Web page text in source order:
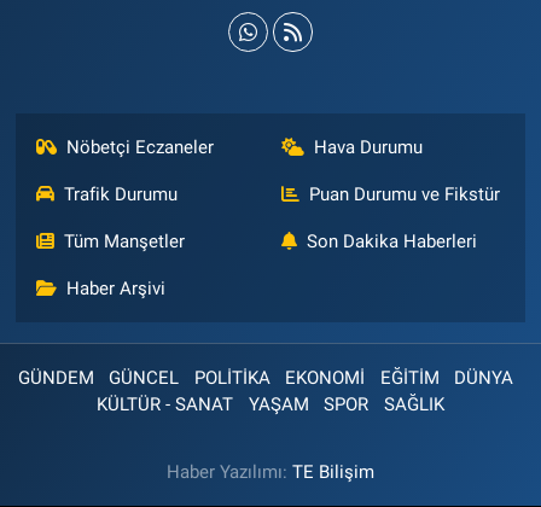
Nöbetçi Eczaneler Hava Durumu
Trafik Durumu Puan Durumu ve Fikstür
Tüm Manşetler Son Dakika Haberleri
Haber Arşivi
GÜNDEM GÜNCEL POLİTİKA EKONOMİ EĞİTİM
DÜNYA
KÜLTÜR - SANAT
YAŞAM SPOR SAĞLIK
Haber Yazılımı: TE Bilişim